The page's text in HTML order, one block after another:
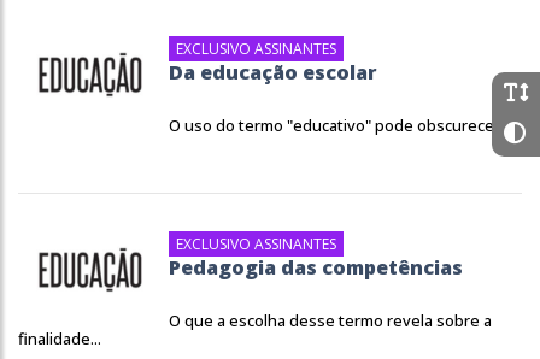
EXCLUSIVO ASSINANTES
Da educação escolar
O uso do termo "educativo" pode obscurecer...
EXCLUSIVO ASSINANTES
Pedagogia das competências
O que a escolha desse termo revela sobre a
finalidade...